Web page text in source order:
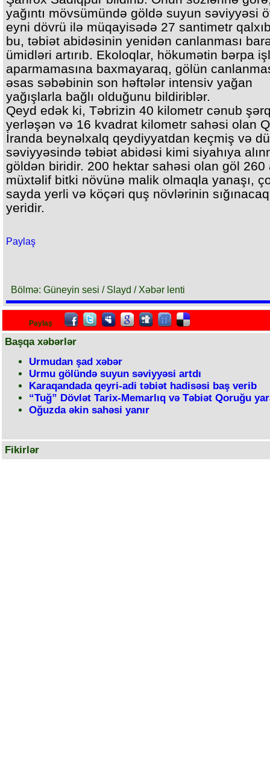
yağıntı mövsümündə göldə suyun səviyyəsi
eyni dövrü ilə müqayisədə 27 santimetr
bu, təbiət abidəsinin yenidən canlanması
ümidləri artırıb. Ekoloqlar, hökumətin bərpa
aparmamasına baxmayaraq, gölün
əsas səbəbinin son həftələr intensiv yağan
yağışlarla bağlı olduğunu bildiriblər.
Qeyd edək ki, Təbrizin 40 kilometr cənub
yerləşən və 16 kvadrat kilometr sahəsi olan
İranda beynəlxalq qeydiyyatdan keçmiş və
səviyyəsində təbiət abidəsi kimi siyahıya
göldən biridir. 200 hektar sahəsi olan göl 260
müxtəlif bitki növünə malik olmaqla yanaşı,
sayda yerli və köçəri quş növlərinin sığınacaq
yeridir.
Paylaş
Bölmə: Güneyin sesi / Slayd / Xəbər lenti
Paylaş
Başqa xəbərlər
Urmudan şad xəbər
Urmu gölündə suyun səviyyəsi artdı
Karaqandada qeyri-adi təbiət hadisəsi baş verib
“Tuğ” Dövlət Tarix-Memarlıq və Təbiət Qoruğu
Oğuzda əkin sahəsi yanır
Fikirlər